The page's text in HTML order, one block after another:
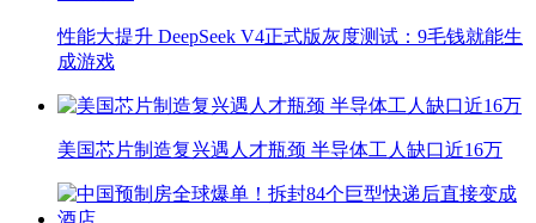
性能大提升 DeepSeek V4正式版灰度测试：9毛钱就能生
成游戏
美国芯片制造复兴遇人才瓶颈 半导体工人缺口近16万